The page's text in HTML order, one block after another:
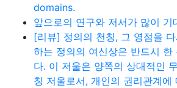
domains.
앞으로의 연구와 저서가 많이 기
[리뷰] 정의의 천칭, 그 영점을
하는 정의의 여신상은 반드시 한
다. 이 저울은 양쪽의 상대적인
칭 저울로서, 개인의 권리관계에